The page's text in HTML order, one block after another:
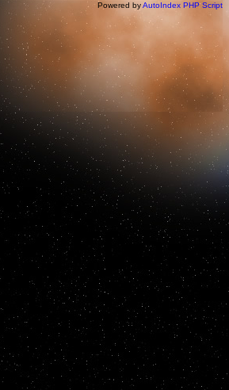
Powered byAutoIndex PHP Script